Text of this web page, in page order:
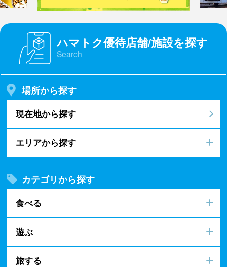
ハマトク優待店舗/施設を探す
Search
場所から探す
現在地から探す
エリアから探す
カテゴリから探す
食べる
遊ぶ
旅する